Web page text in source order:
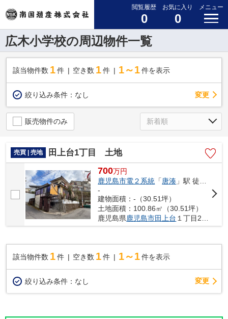
閲覧履歴
0
お気に入り
0
メニュー
広木小学校の周辺物件一覧
該当物件数 1件 空き数 1 件 1～1 件を表示
絞り込み条件： なし 変更
販売物件のみ
売買 | 売地 田上台1丁目 土地
700万円
鹿児島市電２系統 「唐湊 」駅 徒歩26分
-
建物面積：-（30.51坪）
土地面積：100.86㎡（30.51坪）
鹿児島県鹿児島市田上台 １丁目25-25
該当物件数 1件 空き数 1 件 1～1 件を表示
絞り込み条件： なし 変更